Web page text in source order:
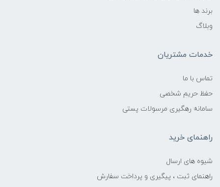
برند ها
وبلاگ
خدمات مشتریان
تماس با ما
حفظ حریم شخصی
سامانه رهگیری مرسولات پستی
راهنمای خرید
شیوه های ارسال
راهنمای ثبت ، پیگیری و پرداخت سفارش